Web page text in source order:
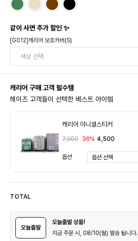
같이 사면 추가 할인 ✨
[G012]캐리어 보호커버(S)
캐리어 구매 고객 필수템
헤이즈 고객들이 선택한 베스트 아이템
캐리어 이니셜스티커
7,000 36% 4,500
옵션
TOTAL
오늘출발
오늘출발 상품!
지금 주문 시, 08/10(월) 발송 됩니다.